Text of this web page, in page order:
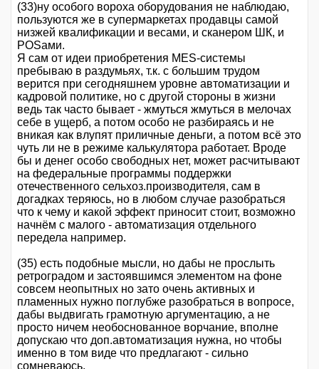
(33)ну особого вороха оборудования не наблюдаю,
пользуются же в супермаркетах продавцы самой
низжей квалификации и весами, и сканером ШК, и
POSами.
Я сам от идеи приобретения MES-системы
пребываю в раздумьях, т.к. с большим трудом
верится при сегодняшнем уровне автоматизации и
кадровой политике, но с другой стороны в жизни
ведь так часто бывает - жмуться жмуться в мелочах
себе в ущерб, а потом особо не разбираясь и не
вникая как влупят приличные деньги, а потом всё это
чуть ли не в режиме калькулятора работает. Вроде
бы и денег особо свободных нет, может расчитывают
на федеральные программы поддержки
отечественного сельхоз.производителя, сам в
догадках теряюсь, но в любом случае разобраться
что к чему и какой эффект приносит стоит, возможно
начнём с малого - автоматизация отдельного
передела например.
(35) есть подобные мысли, но дабы не прослыть
ретроградом и застоявшимся элементом на фоне
совсем неопытных но зато очень активных и
пламенных нужно поглубже разобраться в вопросе,
дабы выдвигать грамотную аргументацию, а не
просто ничем необоснованное ворчание, вполне
допускаю что доп.автоматизация нужна, но чтобы
именно в том виде что предлагают - сильно
сомневаюсь.